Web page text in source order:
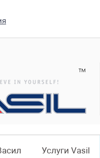
Услуги Vasil